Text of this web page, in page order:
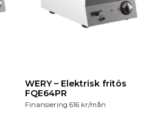
WERY – Elektrisk fritös
FQE64PR
Finansiering 616 kr/mån